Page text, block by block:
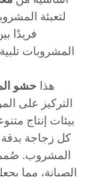
لتعبئة
فريدًا
المشروبات
هذا حشو
التركيز على
بيئات إنتاج
كل زجاجة
المشروب.
الصيانة، مما